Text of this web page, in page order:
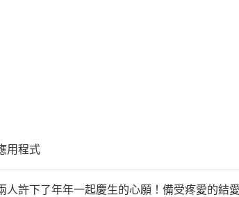
用程式
許下了年年一起慶生的心願！備受疼愛的結